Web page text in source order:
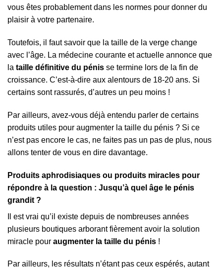
vous êtes probablement dans les normes pour donner du
plaisir à votre partenaire.
Toutefois, il faut savoir que la taille de la verge change
avec l’âge. La médecine courante et actuelle annonce que
la taille définitive du pénis se termine lors de la fin de
croissance. C’est-à-dire aux alentours de 18-20 ans. Si
certains sont rassurés, d’autres un peu moins !
Par ailleurs, avez-vous déjà entendu parler de certains
produits utiles pour augmenter la taille du pénis ? Si ce
n’est pas encore le cas, ne faites pas un pas de plus, nous
allons tenter de vous en dire davantage.
Produits aphrodisiaques ou produits miracles pour
répondre à la question : Jusqu’à quel âge le pénis
grandit ?
Il est vrai qu’il existe depuis de nombreuses années
plusieurs boutiques arborant fièrement avoir la solution
miracle pour augmenter la taille du pénis !
Par ailleurs, les résultats n’étant pas ceux espérés, autant